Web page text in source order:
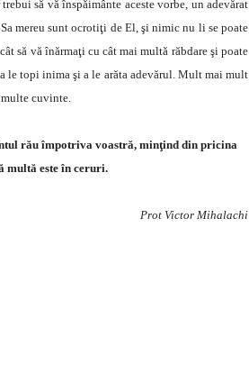
să vă înspăimânte aceste vorbe, un adevărat
mereu sunt ocrotiţi de El, şi nimic nu li se poate
să vă înărmaţi cu cât mai multă răbdare şi poate
le topi inima şi a le arăta adevărul. Mult mai mult
multe cuvinte.
rău împotriva voastră, minţind din pricina
multă este în ceruri.
Prot Victor Mihalachi